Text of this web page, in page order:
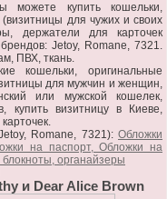
можете купить кошельки,
для чужих и своих
держатели для карточек
Jetoy, Romane, 7321.
ПВХ, ткань.
кошельки, оригинальные
для мужчин и женщин,
или мужской кошелек,
купить визитницу в Киеве,
Romane, 7321): Обложки
на паспорт, Обложки на
органайзеры
и Dear Alice Brown